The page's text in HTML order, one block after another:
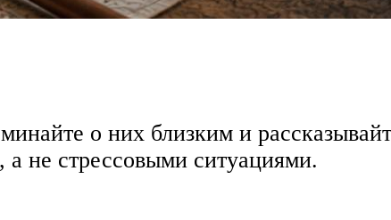
о них близким и
не стрессовыми ситуациями.